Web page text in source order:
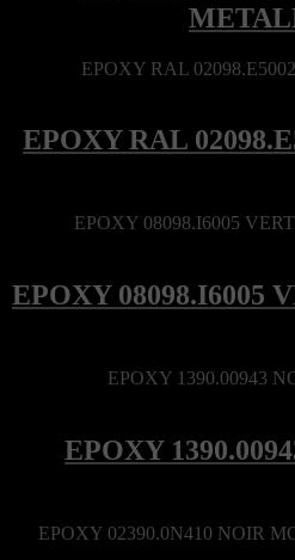
EPOXY RAL
EPOXY 08098.I6005
EPOXY